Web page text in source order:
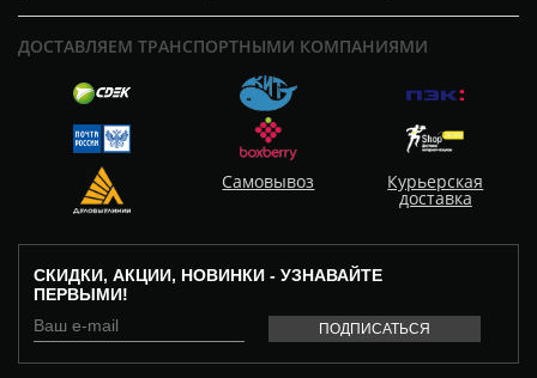
СКИДКИ, АКЦИИ, НОВИНКИ - УЗНАВАЙТЕ
ПЕРВЫМИ!
ДОСТАВЛЯЕМ ТРАНСПОРТНЫМИ КОМПАНИЯМИ
Самовывоз Курьерская
доставка